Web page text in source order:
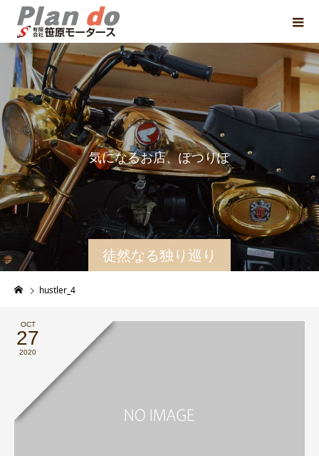
徒然なる独り巡り
気になるお店、ぽつりぽつりと
hustler_4
OCT
27
2020